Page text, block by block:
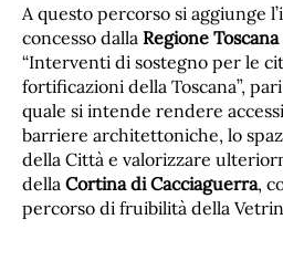
A questo percorso si aggiunge
concesso dalla Regione Toscana
“Interventi di sostegno per le
fortificazioni della Toscana”,
quale si intende rendere
barriere architettoniche, lo
della Città e valorizzare
della Cortina di Cacciaguerra,
percorso di fruibilità della